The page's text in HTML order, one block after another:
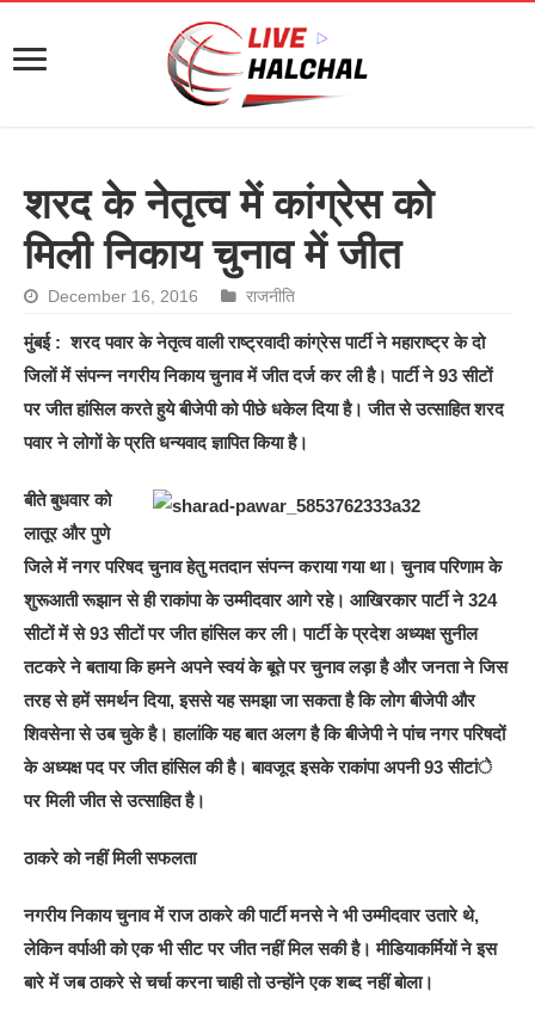
शरद के नेतृत्व में कांग्रेस को
मिली निकाय चुनाव में जीत
December 16, 2016 राजनीति
मुंबई : शरद पवार के नेतृत्व वाली राष्ट्रवादी कांग्रेस पार्टी ने महाराष्ट्र के दो
जिलों में संपन्न नगरीय निकाय चुनाव में जीत दर्ज कर ली है। पार्टी ने 93 सीटों
पर जीत हांसिल करते हुये बीजेपी को पीछे धकेल दिया है। जीत से उत्साहित शरद
पवार ने लोगों के प्रति धन्यवाद ज्ञापित किया है।
बीते बुधवार को
लातूर और पुणे
जिले में नगर परिषद चुनाव हेतु मतदान संपन्न कराया गया था। चुनाव परिणाम के
शुरूआती रूझान से ही राकांपा के उम्मीदवार आगे रहे। आखिरकार पार्टी ने 324
सीटों में से 93 सीटों पर जीत हांसिल कर ली। पार्टी के प्रदेश अध्यक्ष सुनील
तटकरे ने बताया कि हमने अपने स्वयं के बूते पर चुनाव लड़ा है और जनता ने जिस
तरह से हमें समर्थन दिया, इससे यह समझा जा सकता है कि लोग बीजेपी और
शिवसेना से उब चुके है। हालांकि यह बात अलग है कि बीजेपी ने पांच नगर परिषदों
के अध्यक्ष पद पर जीत हांसिल की है। बावजूद इसके राकांपा अपनी 93 सीटांे
पर मिली जीत से उत्साहित है।
ठाकरे को नहीं मिली सफलता
नगरीय निकाय चुनाव में राज ठाकरे की पार्टी मनसे ने भी उम्मीदवार उतारे थे,
लेकिन वर्पाअी को एक भी सीट पर जीत नहीं मिल सकी है। मीडियाकर्मियों ने इस
बारे में जब ठाकरे से चर्चा करना चाही तो उन्होंने एक शब्द नहीं बोला।